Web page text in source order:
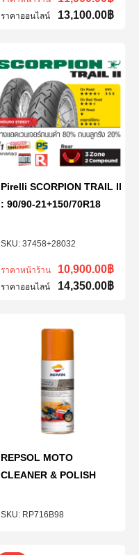
ราคาออนไลน์ 13,100.00฿
37458+28032
Pirelli SCORPION TRAIL II
: 90/90-21+150/70R18
ราคาหน้าร้าน 10,900.00฿
ราคาออนไลน์ 14,350.00฿
RP716B98
REPSOL MOTO
CLEANER & POLISH